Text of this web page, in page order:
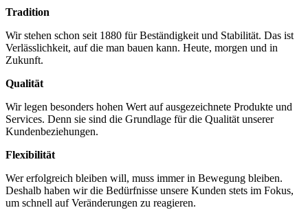
Tradition
Wir stehen schon seit 1880 für Beständigkeit und Stabilität. Das ist
Verlässlichkeit, auf die man bauen kann. Heute, morgen und in
Zukunft.
Qualität
Wir legen besonders hohen Wert auf ausgezeichnete Produkte und
Services. Denn sie sind die Grundlage für die Qualität unserer
Kundenbeziehungen.
Flexibilität
Wer erfolgreich bleiben will, muss immer in Bewegung bleiben.
Deshalb haben wir die Bedürfnisse unsere Kunden stets im Fokus,
um schnell auf Veränderungen zu reagieren.